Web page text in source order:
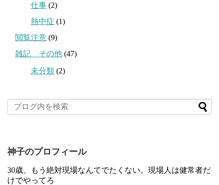
仕事 (2)
熱中症 (1)
閲覧注意 (9)
雑記 その他 (47)
未分類 (2)
神子のプロフィール
30歳、もう絶対現場なんてでたくない。現場人は健常者だ
けでやってろ